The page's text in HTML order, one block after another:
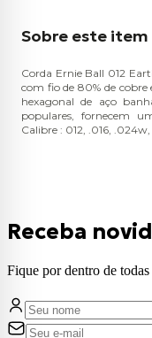
Sobre este item
Corda Ernie Ball 012
com fio de 80% de
hexagonal de aço
populares, fornecem
Calibre : 012, .016,
Receba
Fique por dentro de